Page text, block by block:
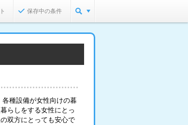
保存中の条件
種設備が女性向けの暮
らしをする女性にとっ
双方にとっても安心で